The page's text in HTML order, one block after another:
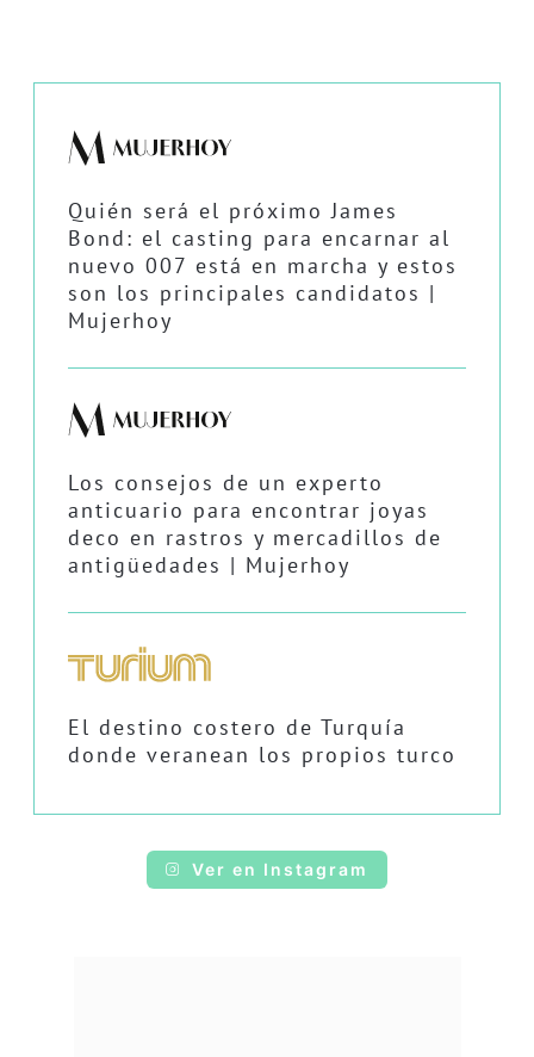
Quién será el próximo James
Bond: el casting para encarnar al
nuevo 007 está en marcha y estos
son los principales candidatos |
Mujerhoy
Los consejos de un experto
anticuario para encontrar joyas
deco en rastros y mercadillos de
antigüedades | Mujerhoy
El destino costero de Turquía
donde veranean los propios turco
Ver en Instagram